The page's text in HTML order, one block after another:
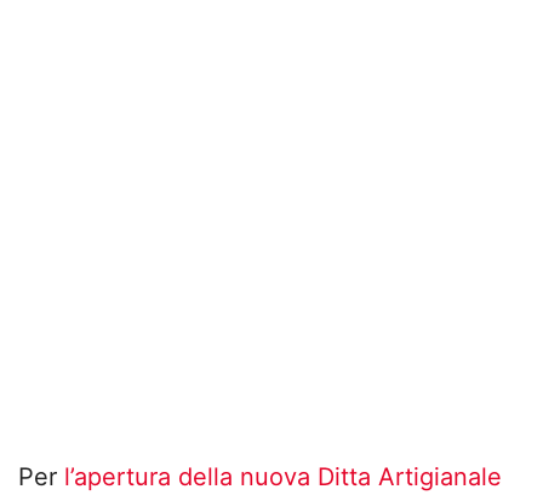
Per l’apertura della nuova Ditta Artigianale